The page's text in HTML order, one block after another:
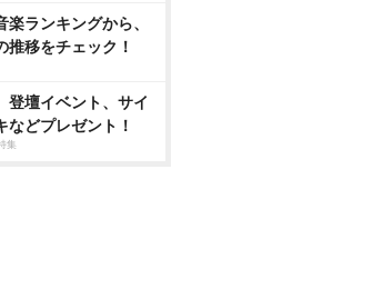
楽ランキングから、
推移をチェック！
登壇イベント、サイ
などプレゼント！
集